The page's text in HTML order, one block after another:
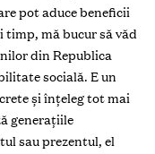
pot aduce beneficii
timp, mă bucur să văd
din Republica
socială. E un
și înțeleg tot mai
generațiile
sau prezentul, el